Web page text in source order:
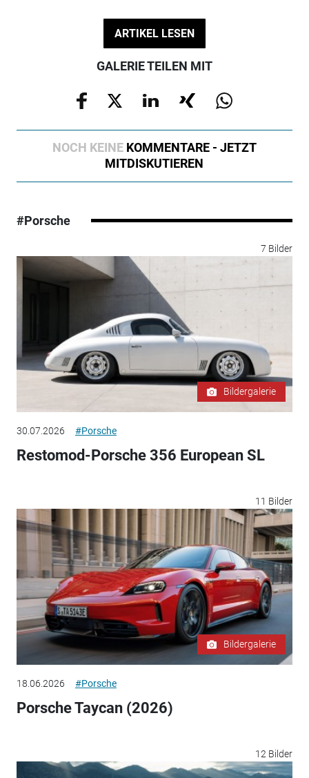
ARTIKEL LESEN
GALERIE TEILEN MIT
NOCH KEINE KOMMENTARE - JETZT
MITDISKUTIEREN
#Porsche
7 Bilder
Bildergalerie
30.07.2026 #Porsche
Restomod-Porsche 356 European SL
11 Bilder
Bildergalerie
18.06.2026 #Porsche
Porsche Taycan (2026)
12 Bilder